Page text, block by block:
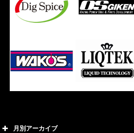
月別アーカイブ